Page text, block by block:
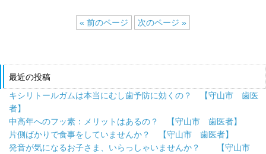
« 前のページ 次のページ »
最近の投稿
キシリトールガムは本当にむし歯予防に効くの？ 【守山市 歯医
者】
中高年へのフッ素：メリットはあるの？ 【守山市 歯医者】
片側ばかりで食事をしていませんか？ 【守山市 歯医者】
発音が気になるお子さま、いらっしゃいませんか？ 【守山市